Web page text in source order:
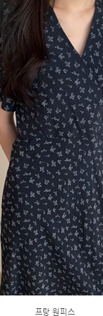
프랑 원피스